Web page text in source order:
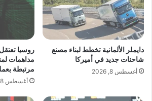
واحتاج نيبلر إلى عام كامل من
المعدات الضخمة والقوالب إلى
ليواجه رسومًا باهظة أخرى.
ل
ا
ق
ت
ص
ا
د
ا
ق
ب
و
خ
ي
م
دايملر الألمانية تخطط لبناء مصنع
شاحنات جديد في أميركا
أغسطس 8, 2026
مداهمات
مرتبطة
أغسطس 8, 2026